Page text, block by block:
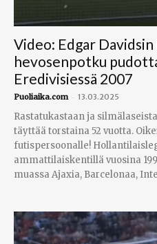
Video: Edgar Davidsin
hevosenpotku
Eredivisiessä 2007
Puoliaika.com - 13.03.2025
Rastatukastaan ja
täyttää torstaina 52 vuotta.
futispersoonalle!
ammattilaiskentillä vuosina
muassa Ajaxia, Barcelonaa,